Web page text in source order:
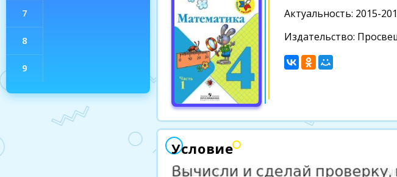
Актуальность: 2015-
Издательство:
Условие
7
8
9